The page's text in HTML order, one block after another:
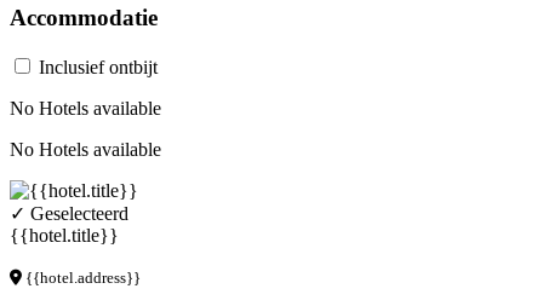
Accommodatie
Inclusief ontbijt
No Hotels available
No Hotels available
✓ Geselecteerd
{{hotel.title}}
{{hotel.address}}